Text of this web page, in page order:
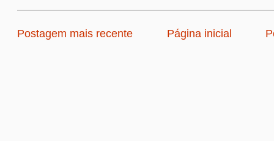
Postagem mais recente Página inicial